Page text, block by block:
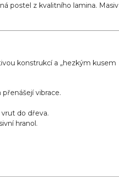
postel z kvalitního lamina. Masiv
konstrukcí a „hezkým kusem
vibrace.
do dřeva.
hranol.